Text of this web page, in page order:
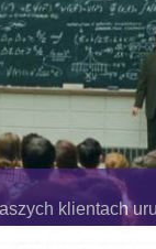
klientach